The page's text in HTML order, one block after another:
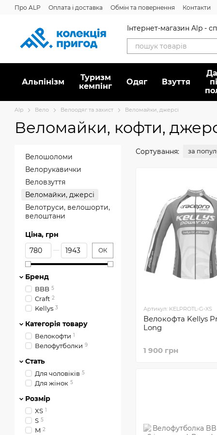
Перейти до основного контенту
Про ALP Оплата і доставка Обмін та повернення Контакти
Інтернет-магазин Alp -
Альпінізм
Туризм
кемпінг
Oдяг Взуття
Alp Вело Велоодяг та захист Веломайки, джерсі
Веломайки, кофти,
Сортування: за
Артикул: KELPROTL-G-XS
Велокофта Kellys
Long
1 900 грн
Велошоломи
Велорукавички
Веловзуття
Веломайки, джерсі
Велотруси, велошорти,
велоштани
Ціна, грн
Від Ціна, грн
До Ціна, грн ОК
Бренд
BBB 5
Craft 2
Kellys 3
Категорія товару
Велокофти 1
Велофутболки 9
Стать
Для чоловіків 5
Для жінок 5
Розмір
XS 1
S 5
M 2